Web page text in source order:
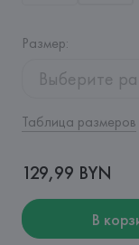
Размер:
Выберите
Таблица размеров
129,99 BYN
В